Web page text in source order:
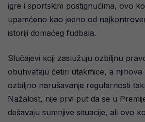
igre i sportskim postignućima, ovo
upamćeno kao jedno od
istoriji domaćeg fudbala.
Slučajevi koji zaslužuju ozbiljnu
obuhvataju četiri utakmice, a njihova
ozbiljno narušavanje regularnosti
Nažalost, nije prvi put da se u
dešavaju sumnjive situacije, ali ovo